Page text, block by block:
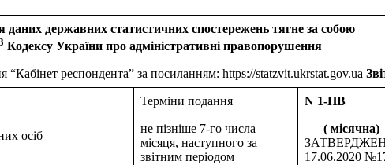
державних статистичних спостережень тягне за собою
Кодексу України про адміністративні правопорушення
“Кабінет респондента” за посиланням: https://statzvit.ukrstat.gov.ua
Терміни подання N 1-ПВ
осіб –
не пізніше 7-го числа
місяця, наступного за
звітним періодом
( місячна)
17.06.2020